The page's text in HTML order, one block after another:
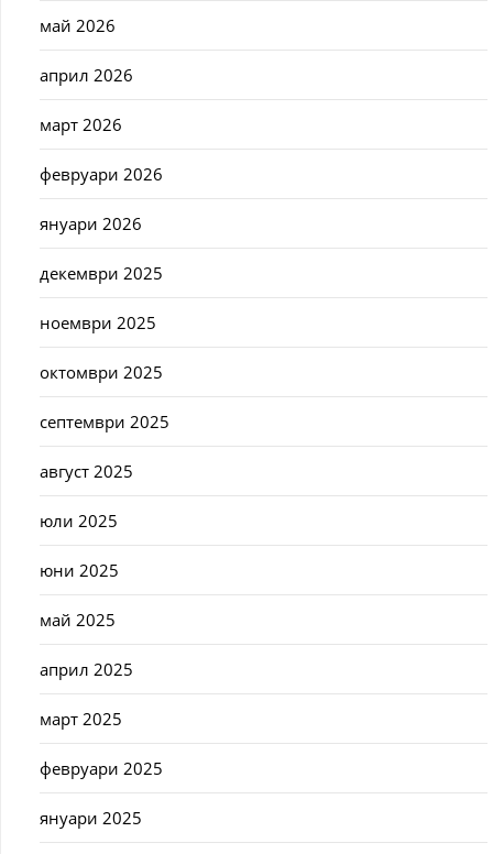
май 2026
април 2026
март 2026
февруари 2026
януари 2026
декември 2025
ноември 2025
октомври 2025
септември 2025
август 2025
юли 2025
юни 2025
май 2025
април 2025
март 2025
февруари 2025
януари 2025